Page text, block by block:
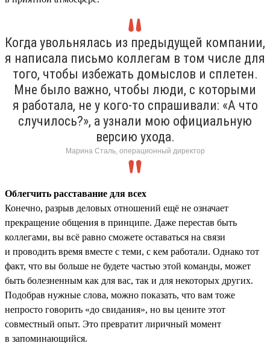
Когда увольнялась из предыдущей компании,
я написала письмо коллегам в том числе для
того, чтобы избежать домыслов и сплетен.
Мне было важно, чтобы люди, с которыми
я работала, не у кого-то спрашивали: «А что
случилось?», а узнали мою официальную
версию ухода.
Марина Сталь, операционный директор
Облегчить расставание для всех
Конечно, разрыв деловых отношений ещё не означает
прекращение общения в принципе. Даже перестав быть
коллегами, вы всё равно сможете оставаться на связи
и проводить время вместе с теми, с кем работали. Однако тот
факт, что вы больше не будете частью этой команды, может
быть болезненным как для вас, так и для некоторых других.
Подобрав нужные слова, можно показать, что вам тоже
непросто говорить «до свидания», но вы цените этот
совместный опыт. Это превратит лиричный момент
в запоминающийся.